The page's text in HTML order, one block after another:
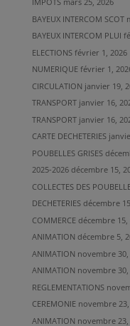
BAYEUX INTERCOM SCOT
BAYEUX INTERCOM PLUI
ELECTIONS février 1, 2026
NUMERIQUE février 1,
CIRCULATION janvier 19,
TRANSPORT janvier 16,
TRANSPORT janvier 16,
CARTE DECHETERIES
POUBELLES GRISES
2025-2026 décembre 15,
COLLECTES DES
DECHETERIES décembre
COMMERCE décembre 15,
ANIMATION décembre 5,
ANIMATION novembre 30,
ANIMATION novembre 30,
REGLEMENTATIONS
CEREMONIE novembre
ANIMATION novembre 23,